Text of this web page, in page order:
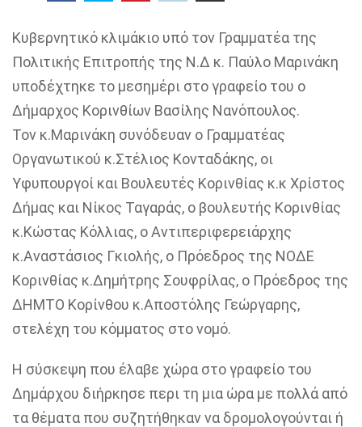
Κυβερνητικό κλιμάκιο υπό τον Γραμματέα της
Πολιτικής Επιτροπής της Ν.Δ κ. Παύλο Μαρινάκη
υποδέχτηκε το μεσημέρι στο γραφείο του ο
Δήμαρχος Κορινθίων Βασίλης Νανόπουλος.
Τον κ.Μαρινάκη συνόδευαν ο Γραμματέας
Οργανωτικού κ.Στέλιος Κονταδάκης, οι
Υφυπουργοί και Βουλευτές Κορινθίας κ.κ Χρίστος
Δήμας και Νίκος Ταγαράς, ο βουλευτής Κορινθίας
κ.Κώστας Κόλλιας, ο Αντιπεριφερειάρχης
κ.Αναστάσιος Γκιολής, ο Πρόεδρος της ΝΟΔΕ
Κορινθίας κ.Δημήτρης Σουφρίλας, ο Πρόεδρος της
ΔΗΜΤΟ Κορίνθου κ.Αποστόλης Γεώργαρης,
στελέχη του κόμματος στο νομό.
Η σύσκεψη που έλαβε χώρα στο γραφείο του
Δημάρχου διήρκησε περι τη μια ώρα με πολλά από
τα θέματα που συζητήθηκαν να δρομολογούνται ή